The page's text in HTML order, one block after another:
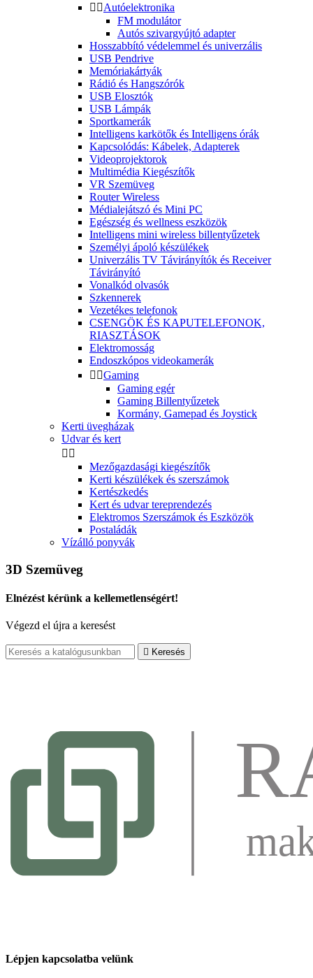
 Autóelektronika
FM modulátor
Autós szivargyújtó adapter
Hosszabbító védelemmel és univerzális
USB Pendrive
Memóriakártyák
Rádió és Hangszórók
USB Elosztók
USB Lámpák
Sportkamerák
Intelligens karkötők és Intelligens órák
Kapcsolódás: Kábelek, Adapterek
Videoprojektorok
Multimédia Kiegészítők
VR Szemüveg
Router Wireless
Médialejátszó és Mini PC
Egészség és wellness eszközök
Intelligens mini wireless billentyűzetek
Személyi ápoló készülékek
Univerzális TV Távirányítók és Receiver
Távirányító
Vonalkód olvasók
Szkennerek
Vezetékes telefonok
CSENGÖK ÉS KAPUTELEFONOK,
RIASZTÁSOK
Elektromosság
Endoszkópos videokamerák
 Gaming
Gaming egér
Gaming Billentyűzetek
Kormány, Gamepad és Joystick
Kerti üvegházak
Udvar és kert
 
Mezőgazdasági kiegészítők
Kerti készülékek és szerszámok
Kertészkedés
Kert és udvar tereprendezés
Elektromos Szerszámok és Eszközök
Postaládák
Vízálló ponyvák
3D Szemüveg
Elnézést kérünk a kellemetlenségért!
Végezd el újra a keresést
 Keresés
Lépjen kapcsolatba velünk